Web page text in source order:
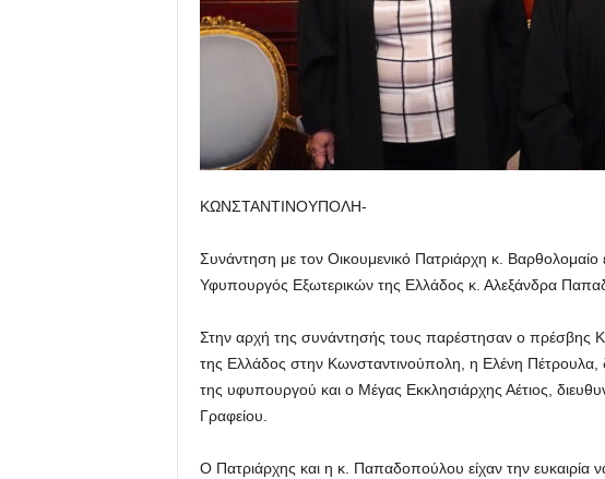
ΚΩΝΣΤΑΝΤΙΝΟΥΠΟΛΗ-
Συνάντηση με τον Οικουμενικό Πατριάρχη κ.
Υφυπουργός Εξωτερικών της Ελλάδος κ. Αλεξάνδρα
Στην αρχή της συνάντησής τους παρέστησαν ο πρέσβης
της Ελλάδος στην Κωνσταντινούπολη, η Ελένη Πέτρουλα,
της υφυπουργού και ο Μέγας Εκκλησιάρχης Αέτιος,
Γραφείου.
Ο Πατριάρχης και η κ. Παπαδοπούλου είχαν την ευκαιρία